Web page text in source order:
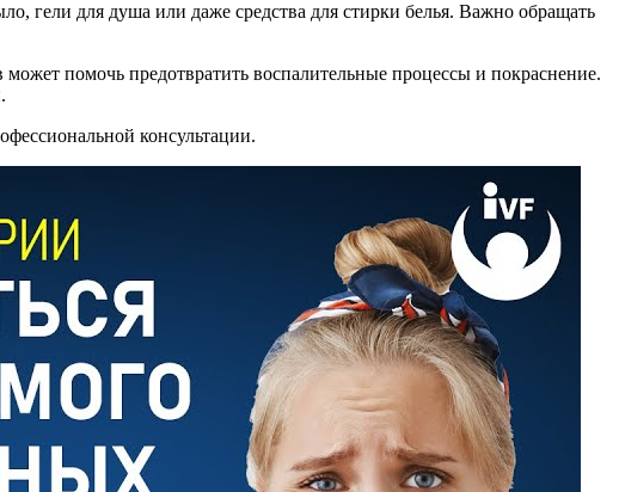
гели для душа или даже средства для стирки белья. Важно обращать
помочь предотвратить воспалительные процессы и покраснение.
консультации.